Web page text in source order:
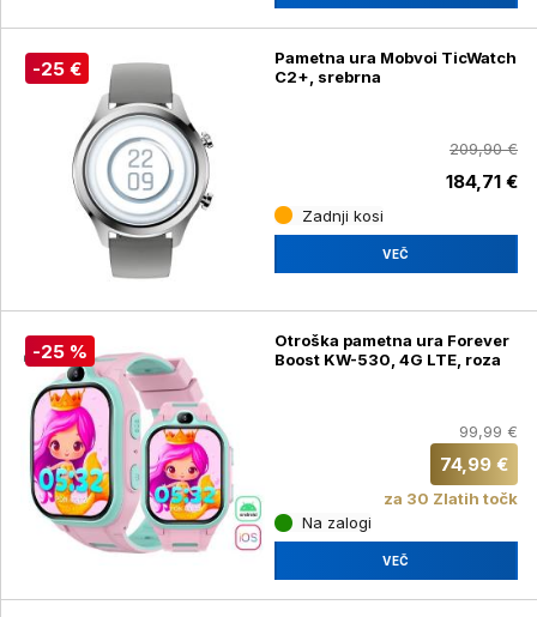
-25 €
Pametna ura Mobvoi TicWatch
C2+, srebrna
209,90 €
184,71 €
Zadnji kosi
VEČ
-25 %
Otroška pametna ura Forever
Boost KW-530, 4G LTE, roza
99,99 €
74,99 €
za 30 Zlatih točk
Na zalogi
VEČ